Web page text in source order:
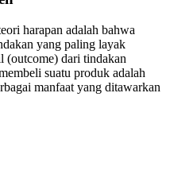
harapan adalah bahwa
yang paling layak
(outcome) dari tindakan
suatu produk adalah
manfaat yang ditawarkan